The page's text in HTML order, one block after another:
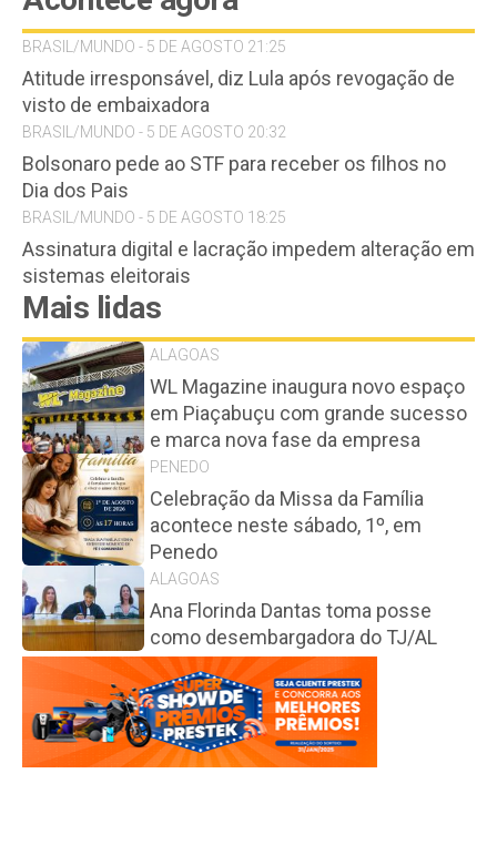
BRASIL/MUNDO - 5 DE AGOSTO 21:25
Atitude irresponsável, diz Lula após revogação de
visto de embaixadora
BRASIL/MUNDO - 5 DE AGOSTO 20:32
Bolsonaro pede ao STF para receber os filhos no
Dia dos Pais
BRASIL/MUNDO - 5 DE AGOSTO 18:25
Assinatura digital e lacração impedem alteração em
sistemas eleitorais
Mais lidas
ALAGOAS
WL Magazine inaugura novo espaço
em Piaçabuçu com grande sucesso
e marca nova fase da empresa
PENEDO
Celebração da Missa da Família
acontece neste sábado, 1º, em
Penedo
ALAGOAS
Ana Florinda Dantas toma posse
como desembargadora do TJ/AL